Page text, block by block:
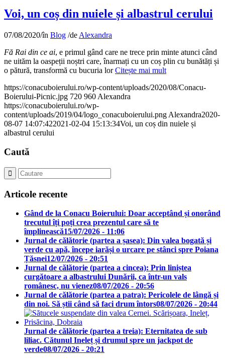
Voi, un coș din nuiele și albastrul cerului
07/08/2020/în Blog /de Alexandra
Fă Rai din ce ai, e primul gând care ne trece prin minte atunci când
ne uităm la oaspeții noștri care, înarmați cu un coș plin cu bunătăți și
o pătură, transformă cu bucuria lorCitește mai mult
https://conacuboierului.ro/wp-content/uploads/2020/08/Conacu-
Boierului-Picnic.jpg 720 960 Alexandra
https://conacuboierului.ro/wp-
content/uploads/2019/04/logo_conacuboierului.png Alexandra2020-
08-07 14:07:422021-02-04 15:13:34Voi, un coș din nuiele și
albastrul cerului
Caută
Articole recente
Gând de la Conacu Boierului: Doar acceptând și onorând
trecutul îți poți crea prezentul care să te
împlinească15/07/2026 - 11:06
Jurnal de călătorie (partea a șasea): Din valea bogată și
verde cu apă, începe iarăși o urcare pe stânci spre Poiana
Țăsnei12/07/2026 - 20:51
Jurnal de călătorie (partea a cincea): Prin liniștea
curgătoare a albastrului Dunării, ca într-un vals
românesc, nu vienez08/07/2026 - 20:56
Jurnal de călătorie (partea a patra): Pericolele de lângă și
din noi. Să știi când să faci drum întors08/07/2026 - 20:44
Jurnal de călătorie (partea a treia): Eternitatea de sub
liliac. Cătunul Ineleț și drumul spre un jackpot de
verde08/07/2026 - 20:21